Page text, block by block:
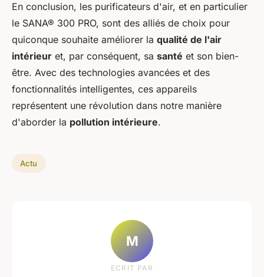
En conclusion, les purificateurs d'air, et en particulier
le SANA® 300 PRO, sont des alliés de choix pour
quiconque souhaite améliorer la qualité de l'air
intérieur et, par conséquent, sa santé et son bien-
être. Avec des technologies avancées et des
fonctionnalités intelligentes, ces appareils
représentent une révolution dans notre manière
d'aborder la pollution intérieure.
Actu
M
ECRIT PAR